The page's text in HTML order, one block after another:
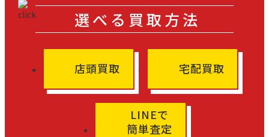
選べる買取方法
店頭買取 宅配買取
LINEで
簡単査定